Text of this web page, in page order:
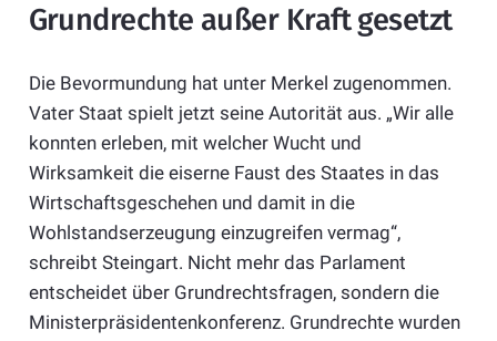
Grundrechte außer Kraft gesetzt
Die Bevormundung hat unter Merkel zugenommen.
Vater Staat spielt jetzt seine Autorität aus. „Wir alle
konnten erleben, mit welcher Wucht und
Wirksamkeit die eiserne Faust des Staates in das
Wirtschaftsgeschehen und damit in die
Wohlstandserzeugung einzugreifen vermag“,
schreibt Steingart. Nicht mehr das Parlament
entscheidet über Grundrechtsfragen, sondern die
Ministerpräsidentenkonferenz. Grundrechte wurden